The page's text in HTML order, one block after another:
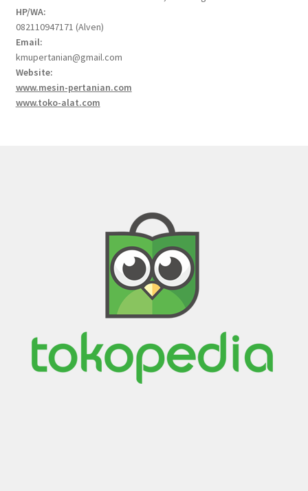
HP/WA:
082110947171 (Alven)
Email:
kmupertanian@gmail.com
Website:
www.mesin-pertanian.com
www.toko-alat.com